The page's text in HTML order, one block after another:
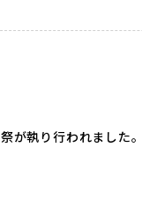
行われました。 おめで